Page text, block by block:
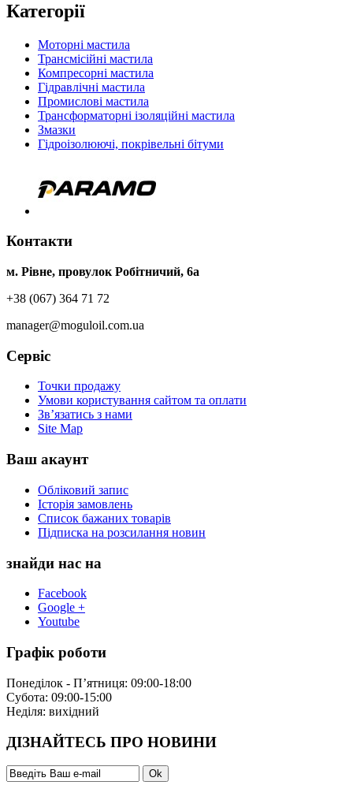
Категорії
Моторні мастила
Трансмісійні мастила
Компресорні мастила
Гідравлічні мастила
Промислові мастила
Трансформаторні ізоляційні мастила
Змазки
Гідроізолюючі, покрівельні бітуми
Контакти
м. Рівне, провулок Робітничий, 6а
+38 (067) 364 71 72
manager@moguloil.com.ua
Сервіс
Точки продажу
Умови користування сайтом та оплати
Зв’язатись з нами
Site Map
Ваш акаунт
Обліковий запис
Історія замовлень
Список бажаних товарів
Підписка на розсилання новин
знайди нас на
Facebook
Google +
Youtube
Графік роботи
Понеділок - П’ятниця: 09:00-18:00
Субота: 09:00-15:00
Неділя: вихідний
ДІЗНАЙТЕСЬ ПРО НОВИНИ